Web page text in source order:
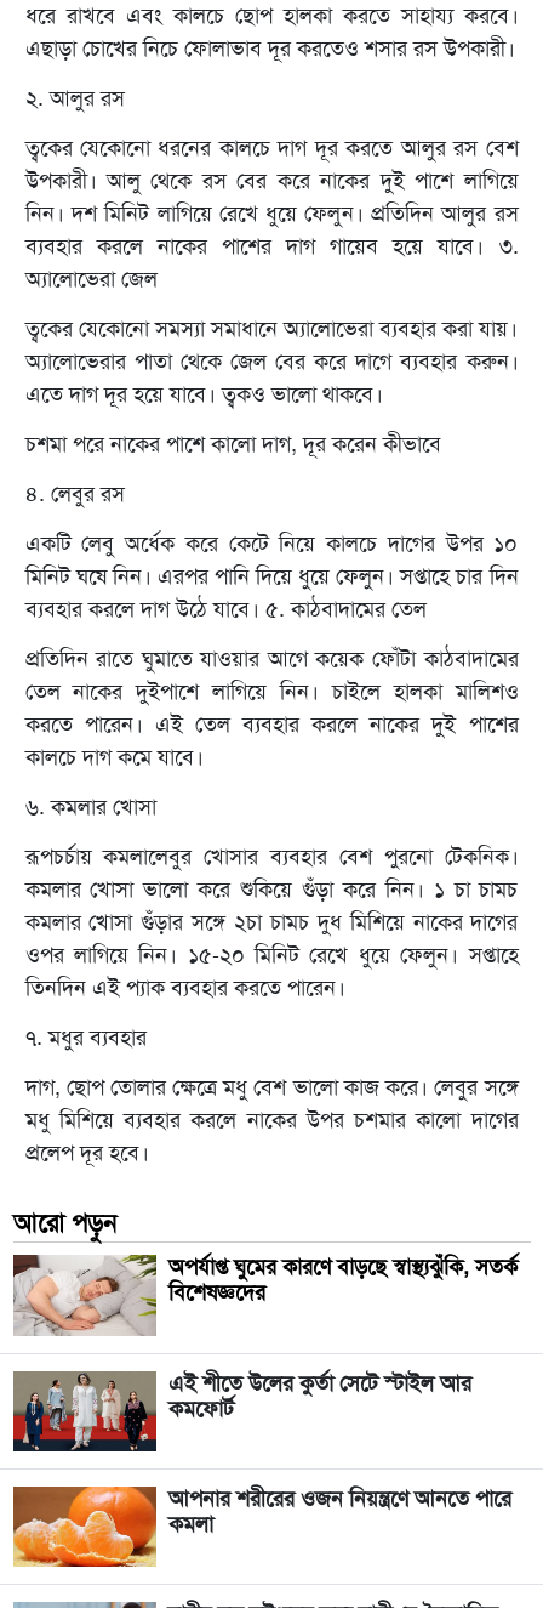
ধরে রাখবে এবং কালচে ছোপ হালকা করতে সাহায্য করবে।
এছাড়া চোখের নিচে ফোলাভাব দূর করতেও শসার রস উপকারী।
২. আলুর রস
ত্বকের যেকোনো ধরনের কালচে দাগ দূর করতে আলুর রস বেশ
উপকারী। আলু থেকে রস বের করে নাকের দুই পাশে লাগিয়ে
নিন। দশ মিনিট লাগিয়ে রেখে ধুয়ে ফেলুন। প্রতিদিন আলুর রস
ব্যবহার করলে নাকের পাশের দাগ গায়েব হয়ে যাবে। ৩.
অ্যালোভেরা জেল
ত্বকের যেকোনো সমস্যা সমাধানে অ্যালোভেরা ব্যবহার করা যায়।
অ্যালোভেরার পাতা থেকে জেল বের করে দাগে ব্যবহার করুন।
এতে দাগ দূর হয়ে যাবে। ত্বকও ভালো থাকবে।
চশমা পরে নাকের পাশে কালো দাগ, দূর করেন কীভাবে
৪. লেবুর রস
একটি লেবু অর্ধেক করে কেটে নিয়ে কালচে দাগের উপর ১০
মিনিট ঘষে নিন। এরপর পানি দিয়ে ধুয়ে ফেলুন। সপ্তাহে চার দিন
ব্যবহার করলে দাগ উঠে যাবে। ৫. কাঠবাদামের তেল
প্রতিদিন রাতে ঘুমাতে যাওয়ার আগে কয়েক ফোঁটা কাঠবাদামের
তেল নাকের দুইপাশে লাগিয়ে নিন। চাইলে হালকা মালিশও
করতে পারেন। এই তেল ব্যবহার করলে নাকের দুই পাশের
কালচে দাগ কমে যাবে।
৬. কমলার খোসা
রূপচর্চায় কমলালেবুর খোসার ব্যবহার বেশ পুরনো টেকনিক।
কমলার খোসা ভালো করে শুকিয়ে গুঁড়া করে নিন। ১ চা চামচ
কমলার খোসা গুঁড়ার সঙ্গে ২চা চামচ দুধ মিশিয়ে নাকের দাগের
ওপর লাগিয়ে নিন। ১৫-২০ মিনিট রেখে ধুয়ে ফেলুন। সপ্তাহে
তিনদিন এই প্যাক ব্যবহার করতে পারেন।
৭. মধুর ব্যবহার
দাগ, ছোপ তোলার ক্ষেত্রে মধু বেশ ভালো কাজ করে। লেবুর সঙ্গে
মধু মিশিয়ে ব্যবহার করলে নাকের উপর চশমার কালো দাগের
প্রলেপ দূর হবে।
আরো পড়ুন
অপর্যাপ্ত ঘুমের কারণে বাড়ছে স্বাস্থ্যঝুঁকি, সতর্ক
বিশেষজ্ঞদের
এই শীতে উলের কুর্তা সেটে স্টাইল আর
কমফোর্ট
আপনার শরীরের ওজন নিয়ন্ত্রণে আনতে পারে
কমলা